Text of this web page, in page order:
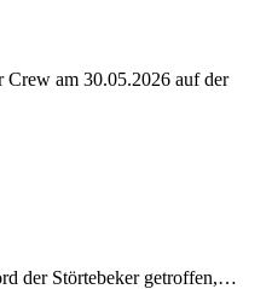
Crew am 30.05.2026 auf der
der Störtebeker getroffen,…